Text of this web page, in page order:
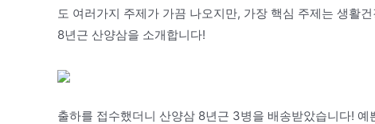
도 여러가지 주제가 가끔 나오지만, 가장 핵심 주제는 생활
8년근 산양삼을 소개합니다!
출하를 접수했더니 산양삼 8년근 3병을 배송받았습니다!